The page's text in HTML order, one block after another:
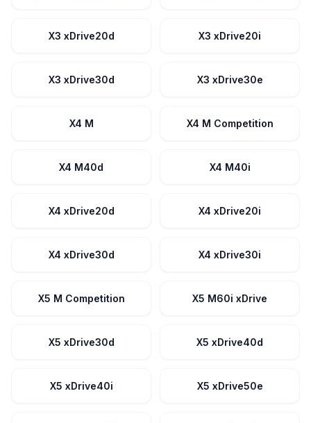
X3 xDrive20d X3 xDrive20i
X3 xDrive30d X3 xDrive30e
X4 M X4 M Competition
X4 M40d X4 M40i
X4 xDrive20d X4 xDrive20i
X4 xDrive30d X4 xDrive30i
X5 M Competition X5 M60i xDrive
X5 xDrive30d X5 xDrive40d
X5 xDrive40i X5 xDrive50e